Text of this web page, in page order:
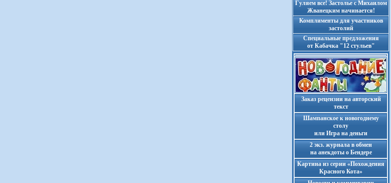
Гуляем все! Застолье с Михаилом
Жванецким начинается!
Комплименты для участников
застолий
Cпециальные предложения
от Кабачка "12 стульев"
Заказ рецензии на авторский
текст
Шампанское к новогоднему
столу
или Игра на деньги
2 экз. журнала в обмен
на анекдоты о Бендере
Картина из серии «Похождения
Красного Кота»